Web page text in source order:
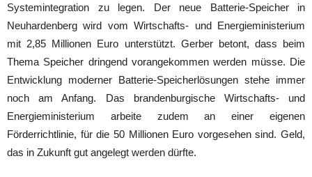
Systemintegration zu legen. Der neue Batterie-Speicher in
Neuhardenberg wird vom Wirtschafts- und Energieministerium
mit 2,85 Millionen Euro unterstützt. Gerber betont, dass beim
Thema Speicher dringend vorangekommen werden müsse. Die
Entwicklung moderner Batterie-Speicherlösungen stehe immer
noch am Anfang. Das brandenburgische Wirtschafts- und
Energieministerium arbeite zudem an einer eigenen
Förderrichtlinie, für die 50 Millionen Euro vorgesehen sind. Geld,
das in Zukunft gut angelegt werden dürfte.